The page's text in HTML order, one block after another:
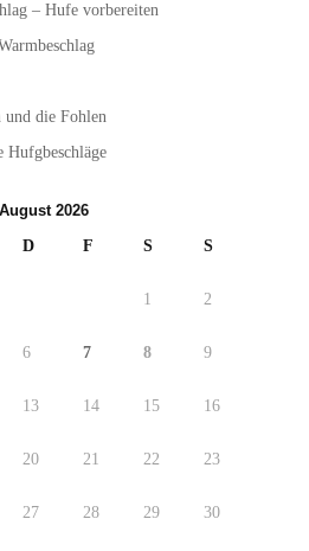
– Hufe vorbereiten
die Fohlen
Hufgbeschläge
August 2026
D F S S
1 2
6 7 8 9
13 14 15 16
20 21 22 23
27 28 29 30